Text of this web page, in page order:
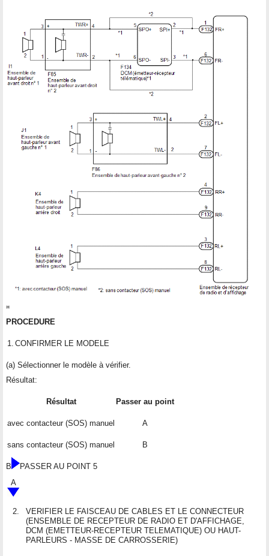
PROCEDURE
1. CONFIRMER LE MODELE
(a) Sélectionner le modèle à vérifier.
Résultat:
Résultat Passer au point
avec contacteur (SOS) manuel A
sans contacteur (SOS) manuel B
B
PASSER AU POINT 5
A
2.
VERIFIER LE FAISCEAU DE CABLES ET LE CONNECTEUR
(ENSEMBLE DE RECEPTEUR DE RADIO ET D'AFFICHAGE,
DCM (EMETTEUR-RECEPTEUR TELEMATIQUE) OU HAUT-
PARLEURS - MASSE DE CARROSSERIE)